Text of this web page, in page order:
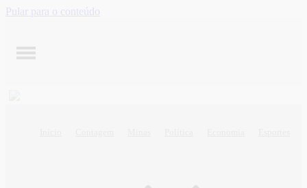
Pular para o conteúdo